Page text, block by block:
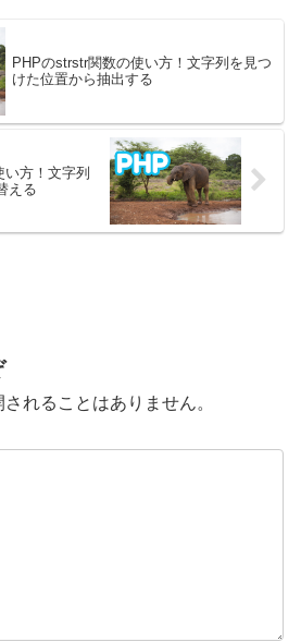
ト・
PHPのstrstr関数の使い方！文字列を見つ
けた位置から抽出する
方！文字列
える
れることはありません。